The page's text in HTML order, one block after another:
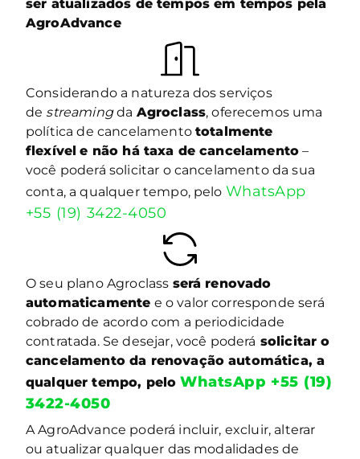
ser atualizados de tempos em tempos pela
AgroAdvance
Considerando a natureza dos serviços
de streamingda Agroclass, oferecemos uma
política de cancelamentototalmente
flexível e não há taxa de cancelamento –
você poderá solicitar o cancelamento da sua
conta, a qualquer tempo, pelo WhatsApp
+55 (19) 3422-4050
O seu plano Agroclass será renovado
automaticamente e o valor corresponde será
cobrado de acordo com a periodicidade
contratada. Se desejar, você poderá solicitar o
cancelamento da renovação automática, a
qualquer tempo, peloWhatsApp +55 (19)
3422-4050
A AgroAdvance poderá incluir, excluir, alterar
ou atualizar qualquer das modalidades de